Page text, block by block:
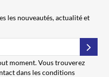
les nouveautés, actualité et
moment. Vous trouverez
dans les conditions